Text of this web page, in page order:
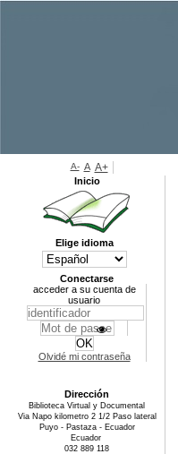
A- A A+
Inicio
Elige idioma
Conectarse
acceder a su cuenta de
usuario
Olvidé mi contraseña
Dirección
Biblioteca Virtual y Documental
Via Napo kilometro 2 1/2 Paso lateral
Puyo - Pastaza - Ecuador
Ecuador
032 889 118